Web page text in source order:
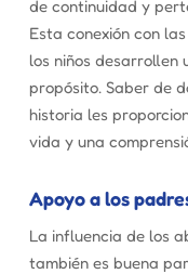
de continuidad y
Esta conexión con
los niños desarrollen
propósito. Saber de
historia les
vida y una
Apoyo a los
La influencia de los
también es buena